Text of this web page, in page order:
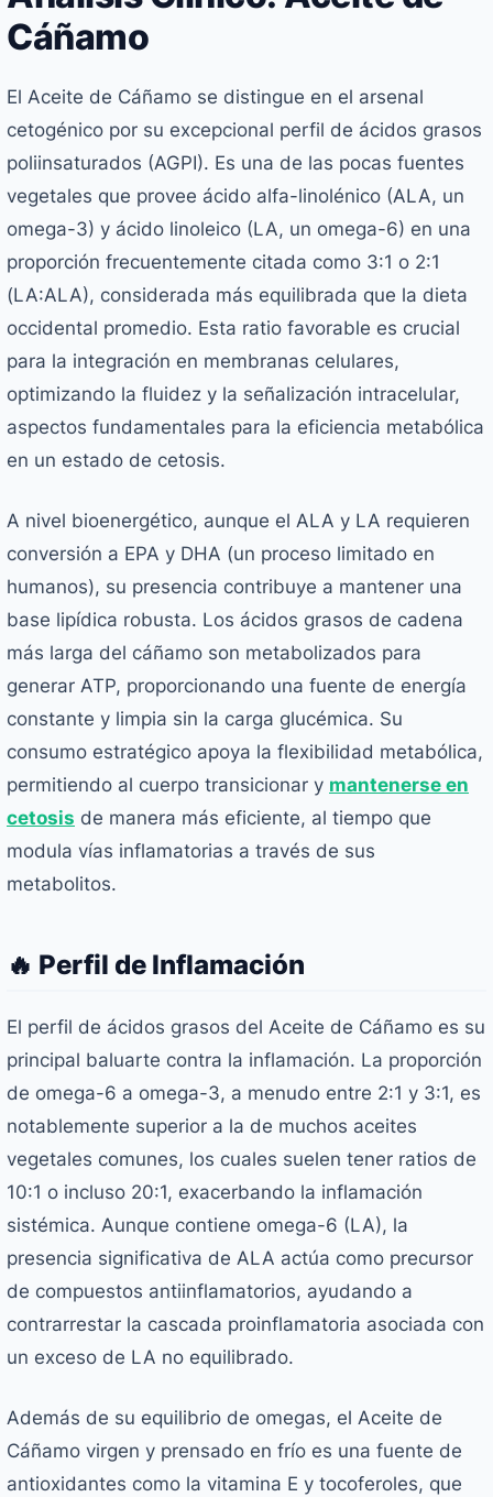
Cáñamo
El Aceite de Cáñamo se distingue en el arsenal
cetogénico por su excepcional perfil de ácidos grasos
poliinsaturados (AGPI). Es una de las pocas fuentes
vegetales que provee ácido alfa-linolénico (ALA, un
omega-3) y ácido linoleico (LA, un omega-6) en una
proporción frecuentemente citada como 3:1 o 2:1
(LA:ALA), considerada más equilibrada que la dieta
occidental promedio. Esta ratio favorable es crucial
para la integración en membranas celulares,
optimizando la fluidez y la señalización intracelular,
aspectos fundamentales para la eficiencia metabólica
en un estado de cetosis.
A nivel bioenergético, aunque el ALA y LA requieren
conversión a EPA y DHA (un proceso limitado en
humanos), su presencia contribuye a mantener una
base lipídica robusta. Los ácidos grasos de cadena
más larga del cáñamo son metabolizados para
generar ATP, proporcionando una fuente de energía
constante y limpia sin la carga glucémica. Su
consumo estratégico apoya la flexibilidad metabólica,
permitiendo al cuerpo transicionar y mantenerse en
cetosis de manera más eficiente, al tiempo que
modula vías inflamatorias a través de sus
metabolitos.
🔥 Perfil de Inflamación
El perfil de ácidos grasos del Aceite de Cáñamo es su
principal baluarte contra la inflamación. La proporción
de omega-6 a omega-3, a menudo entre 2:1 y 3:1, es
notablemente superior a la de muchos aceites
vegetales comunes, los cuales suelen tener ratios de
10:1 o incluso 20:1, exacerbando la inflamación
sistémica. Aunque contiene omega-6 (LA), la
presencia significativa de ALA actúa como precursor
de compuestos antiinflamatorios, ayudando a
contrarrestar la cascada proinflamatoria asociada con
un exceso de LA no equilibrado.
Además de su equilibrio de omegas, el Aceite de
Cáñamo virgen y prensado en frío es una fuente de
antioxidantes como la vitamina E y tocoferoles, que